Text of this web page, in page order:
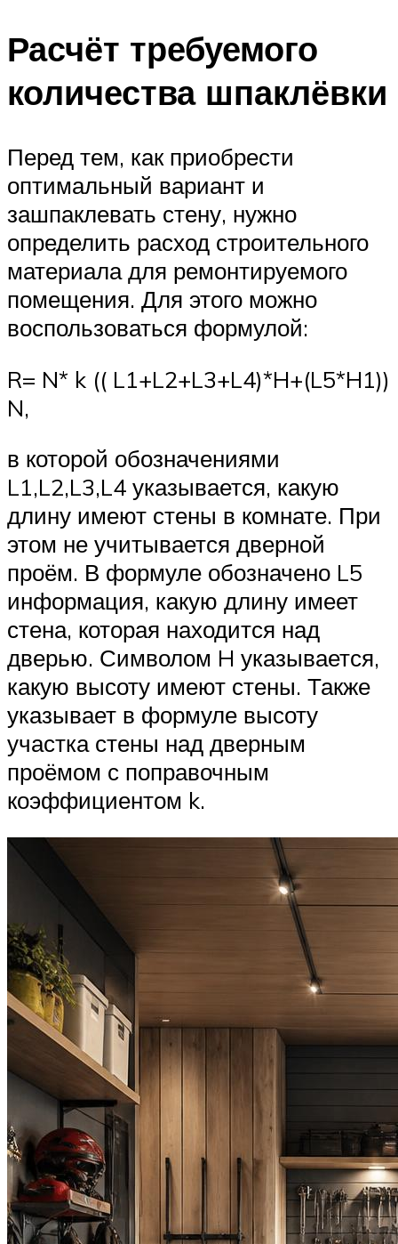
Расчёт требуемого
количества шпаклёвки
Перед тем, как приобрести
оптимальный вариант и
зашпаклевать стену, нужно
определить расход строительного
материала для ремонтируемого
помещения. Для этого можно
воспользоваться формулой:
R= N* k (( L1+L2+L3+L4)*H+(L5*H1))
N,
в которой обозначениями
L1,L2,L3,L4 указывается, какую
длину имеют стены в комнате. При
этом не учитывается дверной
проём. В формуле обозначено L5
информация, какую длину имеет
стена, которая находится над
дверью. Символом H указывается,
какую высоту имеют стены. Также
указывает в формуле высоту
участка стены над дверным
проёмом с поправочным
коэффициентом k.